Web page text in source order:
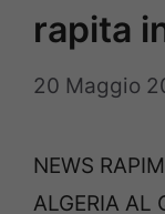
rapita
20 Maggio
NEWS
ALGERIA AL